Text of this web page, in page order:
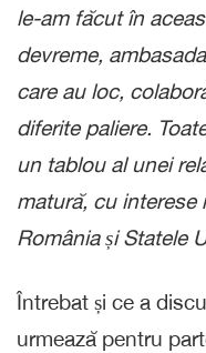
le-am făcut în
devreme,
care au loc,
diferite paliere.
un tablou al unei
matură, cu interese
România și Statele
Întrebat și ce a
urmează pentru